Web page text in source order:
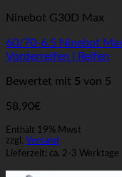
Ninebot G30D Max
60/70-6.5 Ninebot
Vorderreifen | Reifen
Bewertet mit 5 von 5
58,90€
Enthält 19% Mwst
zzgl. Versand
Lieferzeit: ca. 2-3 Werktage